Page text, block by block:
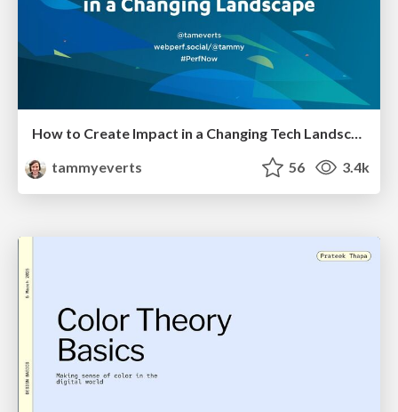
tammyeverts
56 3.4k